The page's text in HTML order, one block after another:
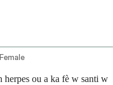
ou a ka fè w santi w